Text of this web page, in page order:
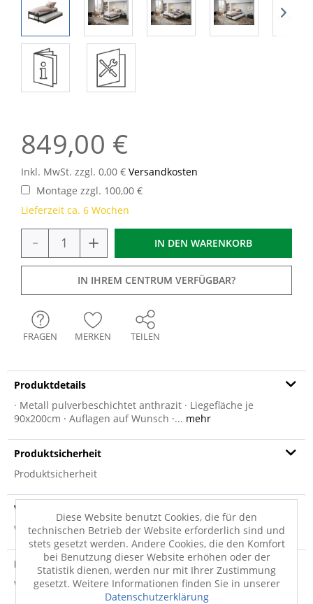
849,00 €
Inkl. MwSt. zzgl. 0,00 € Versandkosten
Lieferzeit ca. 6 Wochen
Montage zzgl. 100,00 €
- + IN DEN WARENKORB
IN IHREM CENTRUM VERFÜGBAR?
FRAGEN MERKEN TEILEN
Produktdetails
· Metall pulverbeschichtet anthrazit · Liegefläche je
90x200cm · Auflagen auf Wunsch ·... mehr
Produktsicherheit
Produktsicherheit
Versandinfo
Weitere Informationen zum Versand...
Hersteller
Weitere Informationen zum Hersteller...
Diese Website benutzt Cookies, die für den
technischen Betrieb der Website erforderlich sind und
stets gesetzt werden. Andere Cookies, die den Komfort
bei Benutzung dieser Website erhöhen oder der
Statistik dienen, werden nur mit Ihrer Zustimmung
gesetzt. Weitere Informationen finden Sie in unserer
Datenschutzerklärung